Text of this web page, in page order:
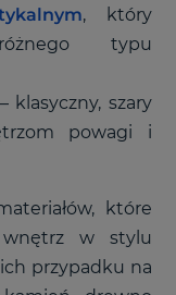
, który
typu
klasyczny, szary
powagi i
które
wnętrz w stylu
przypadku na